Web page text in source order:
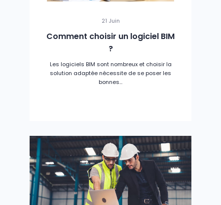
21 Juin
Comment choisir un logiciel BIM
?
Les logiciels BIM sont nombreux et choisir la
solution adaptée nécessite de se poser les
bonnes...